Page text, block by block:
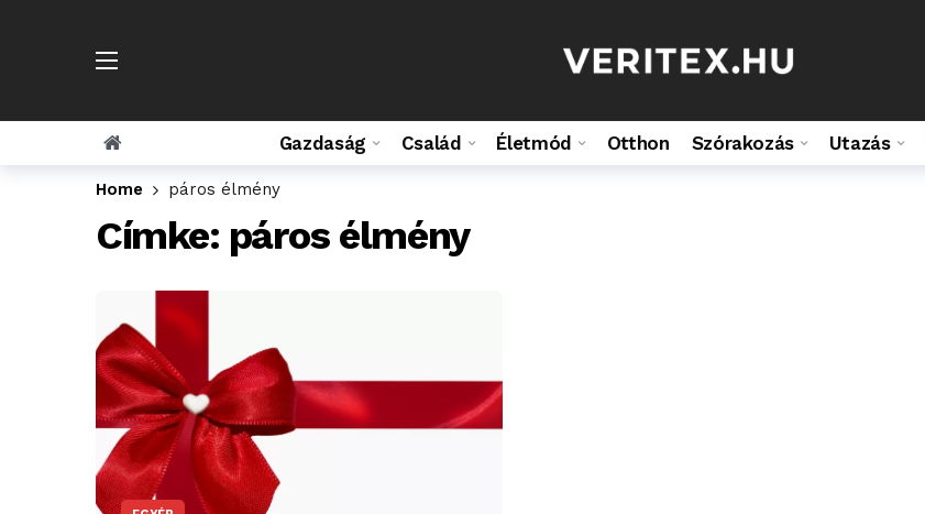
Gazdaság Család Életmód Otthon Szórakozás Utazás
Home páros élmény
Címke: páros élmény